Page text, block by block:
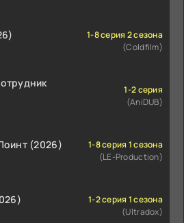
1-8 серия 2 сезона
(Coldfilm)
1-2 серия
(AniDUB)
(2026)
1-8 серия 1 сезона
(LE-Production)
1-2 серия 1 сезона
(Ultradox)